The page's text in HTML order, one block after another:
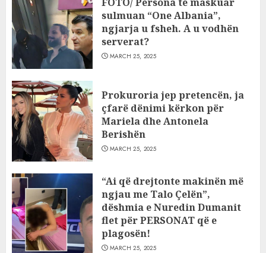
sulmuan “One Albania”,
ngjarja u fsheh. A u vodhën
serverat?
MARCH 25, 2025
Prokuroria jep pretencën, ja
çfarë dënimi kërkon për
Mariela dhe Antonela
Berishën
MARCH 25, 2025
“Ai që drejtonte makinën më
ngjau me Talo Çelën”,
dëshmia e Nuredin Dumanit
flet për PERSONAT që e
plagosën!
MARCH 25, 2025